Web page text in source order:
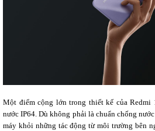
Một điểm cộng lớn trong thiết kế của Redmi
nước IP64. Dù không phải là chuẩn chống
máy khỏi những tác động từ môi trường bên